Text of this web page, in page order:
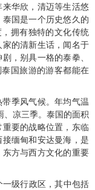
华欣，清迈等生活悠
国是一个历史悠久的
拥有独特的文化传统
的清新生话，闻名于
，别具一格的泰拳、
国旅游的游客都能在
季风气候。年均气温
、凉三季。泰国的面积
要的战略位置，东临
缅甸和安达曼海，是
方与西方文化的重要
一级行政区，其中包括